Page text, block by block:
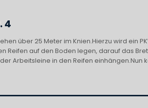
4
über 25 Meter im Knien.Hierzu wird ein
Reifen auf den Boden legen, darauf das
Arbeitsleine in den Reifen einhängen.Nun